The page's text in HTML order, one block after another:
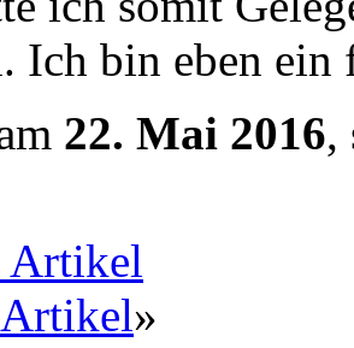
Ich bin eben
22. Mai 2016,
Artikel
»